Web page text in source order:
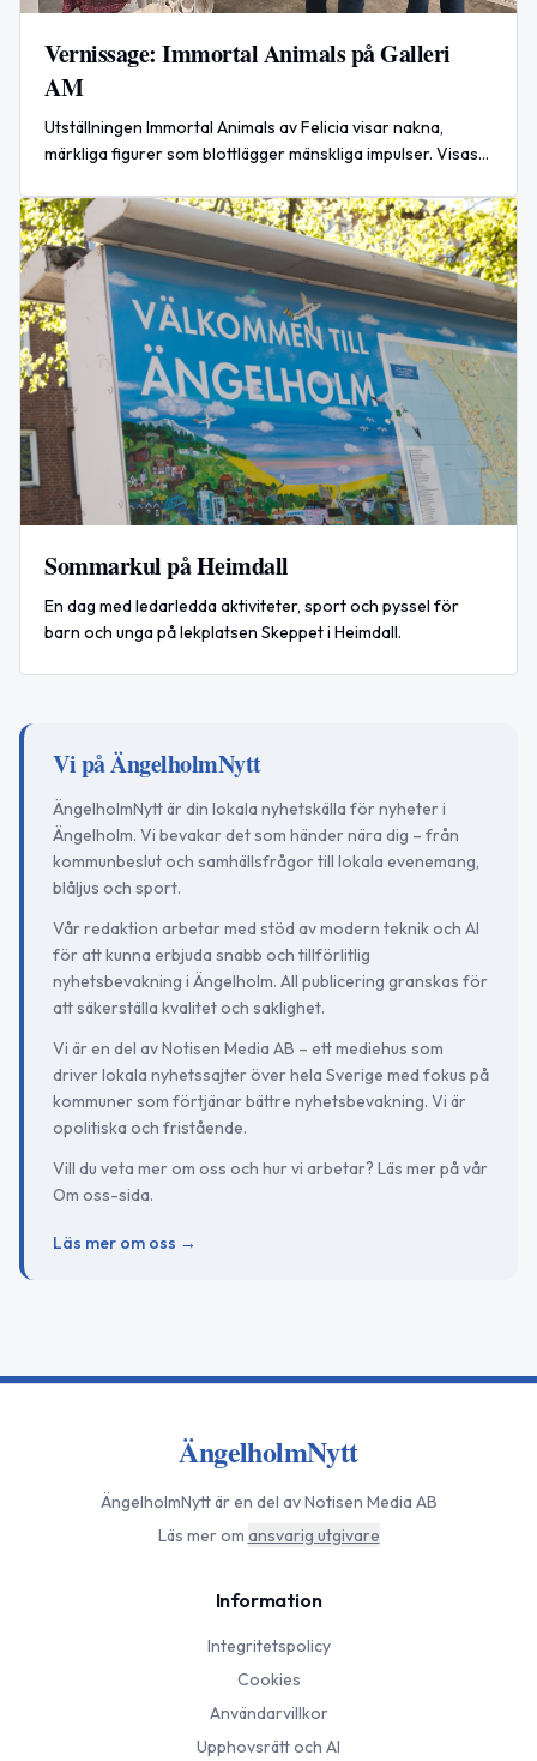
Vernissage: Immortal Animals på Galleri
AM
Utställningen Immortal Animals av Felicia visar nakna,
märkliga figurer som blottlägger mänskliga impulser. Visas
Sommarkul på Heimdall
En dag med ledarledda aktiviteter, sport och pyssel för
barn och unga på lekplatsen Skeppet i Heimdall.
Vi på ÄngelholmNytt
ÄngelholmNytt är din lokala nyhetskälla för nyheter i
Ängelholm. Vi bevakar det som händer nära dig – från
kommunbeslut och samhällsfrågor till lokala evenemang,
blåljus och sport.
Vår redaktion arbetar med stöd av modern teknik och AI
för att kunna erbjuda snabb och tillförlitlig
nyhetsbevakning i Ängelholm. All publicering granskas för
att säkerställa kvalitet och saklighet.
Vi är en del av Notisen Media AB – ett mediehus som
driver lokala nyhetssajter över hela Sverige med fokus på
kommuner som förtjänar bättre nyhetsbevakning. Vi är
opolitiska och fristående.
Vill du veta mer om oss och hur vi arbetar? Läs mer på vår
Om oss-sida.
Läs mer om oss →
ÄngelholmNytt
ÄngelholmNyttär en del av Notisen Media AB
Läs mer om ansvarig utgivare
Information
Integritetspolicy
Cookies
Användarvillkor
Upphovsrätt och AI